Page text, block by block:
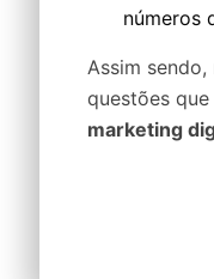
números
Assim
questões
marketing